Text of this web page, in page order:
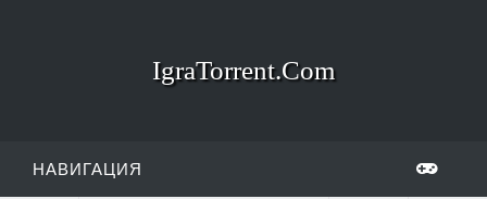
IgraTorrent.Com
НАВИГАЦИЯ